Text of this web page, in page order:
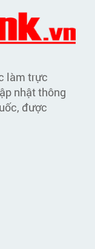
làm trực
nhật thông
được